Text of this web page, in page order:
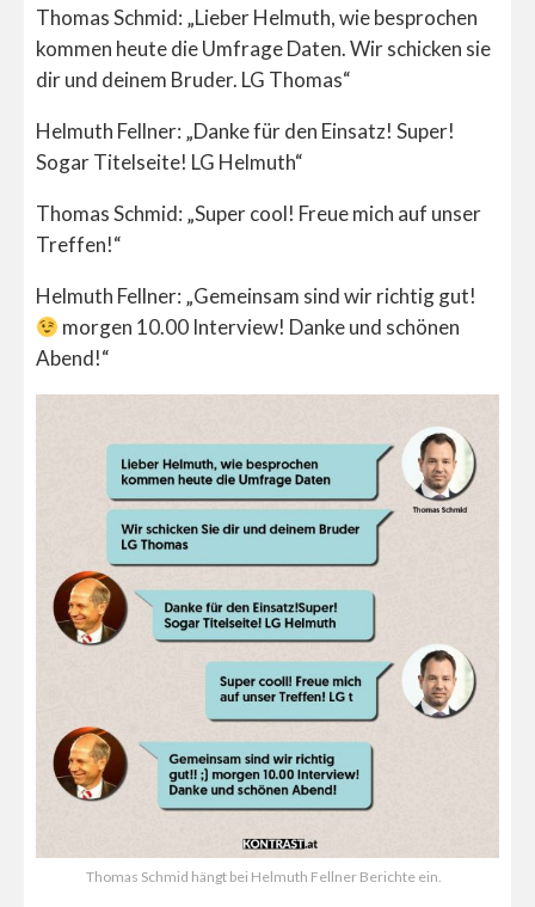
Thomas Schmid: „Lieber Helmuth, wie besprochen
kommen heute die Umfrage Daten. Wir schicken sie
dir und deinem Bruder. LG Thomas“
Helmuth Fellner: „Danke für den Einsatz! Super!
Sogar Titelseite! LG Helmuth“
Thomas Schmid: „Super cool! Freue mich auf unser
Treffen!“
Helmuth Fellner: „Gemeinsam sind wir richtig gut!
morgen 10.00 Interview! Danke und schönen
Abend!“
Thomas Schmid hängt bei Helmuth Fellner Berichte ein.